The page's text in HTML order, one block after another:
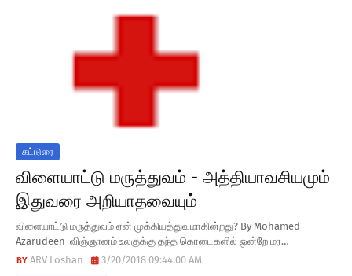
கட்டுரை
விளையாட்டு மருத்துவம் - அத்தியாவசியமும்
இதுவரை அறியாதவையும்
விளையாட்டு மருத்துவம் ஏன் முக்கியத்துவமாகின்றது? By Mohamed
Azarudeen விஞ்ஞானம் உலகுக்கு தந்த கொடைகளில் ஒன்றே மர…
ARV Loshan
3/20/2018 09:44:00 AM